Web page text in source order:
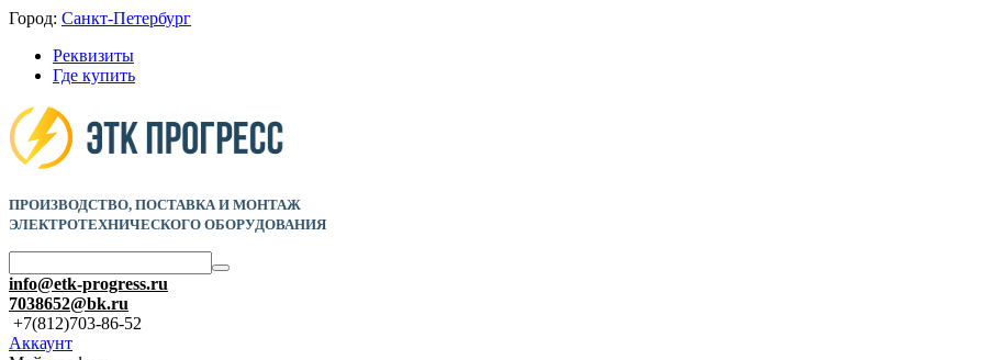
Город: Санкт-Петербург
Реквизиты
Где купить
ПРОИЗВОДСТВО, ПОСТАВКА И МОНТАЖ
ЭЛЕКТРОТЕХНИЧЕСКОГО ОБОРУДОВАНИЯ
info@etk-progress.ru
7038652@bk.ru
+7(812)703-86-52
Аккаунт